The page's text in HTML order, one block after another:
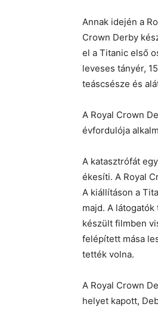
Annak idején a
Crown Derby
el a Titanic első
leveses tányér,
teáscsésze és
A Royal Crown
évfordulója
A katasztrófát
ékesíti. A Royal
A kiállításon a
majd. A
készült filmben
felépített mása
tették volna.
A Royal Crown
helyet kapott,